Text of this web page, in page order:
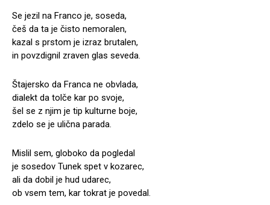
Se jezil na Franco je, soseda,
češ da ta je čisto nemoralen,
kazal s prstom je izraz brutalen,
in povzdignil zraven glas seveda.
Štajersko da Franca ne obvlada,
dialekt da tolče kar po svoje,
šel se z njim je tip kulturne boje,
zdelo se je ulična parada.
Mislil sem, globoko da pogledal
je sosedov Tunek spet v kozarec,
ali da dobil je hud udarec,
ob vsem tem, kar tokrat je povedal.